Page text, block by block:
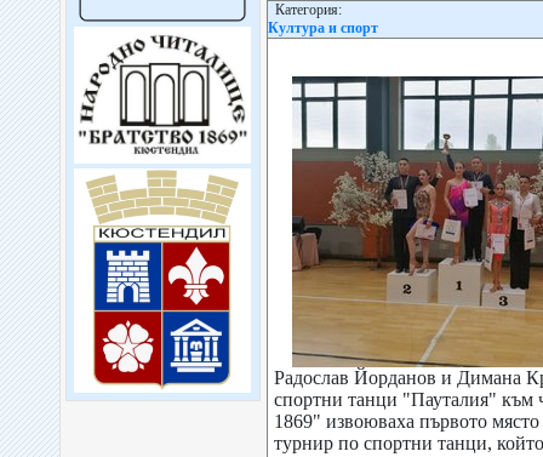
Категория:
Култура и спорт
Радослав Йорданов и Димана
спортни танци "Пауталия" към
1869" извоюваха първото
турнир по спортни танци,